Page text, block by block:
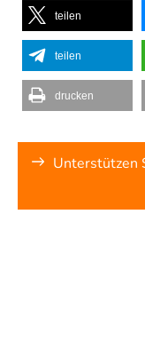
teilen
teilen
drucken
Unterstützen